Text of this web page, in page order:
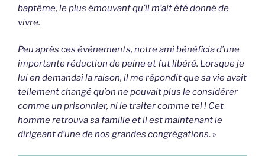
baptême, le plus émouvant qu’il m’ait été donné de
vivre.
Peu après ces événements, notre ami bénéficia d’une
importante réduction de peine et fut libéré. Lorsque je
lui en demandai la raison, il me répondit que sa vie avait
tellement changé qu’on ne pouvait plus le considérer
comme un prisonnier, ni le traiter comme tel ! Cet
homme retrouva sa famille et il est maintenant le
dirigeant d’une de nos grandes congrégations. »